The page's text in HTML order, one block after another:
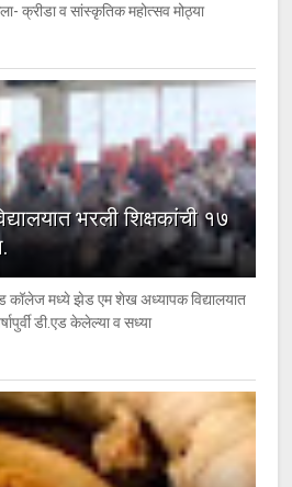
क्रीडा व सांस्कृतिक महोत्सव मोठ्या
भरली शिक्षकांची १७
कॉलेज मध्ये झेड एम शेख अध्यापक विद्यालयात
डी.एड केलेल्या व सध्या